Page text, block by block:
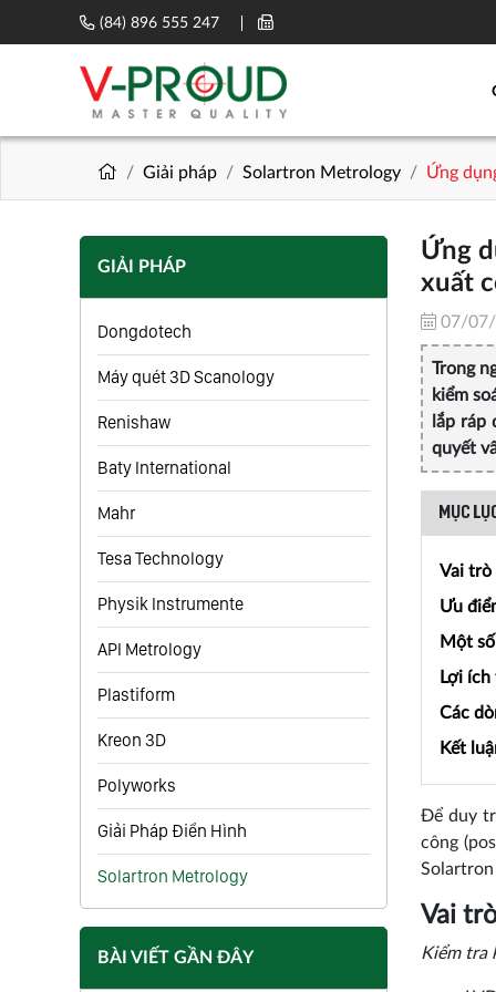
(84) 896 555 247
Giải pháp Solartron Metrology Ứng
GIẢI PHÁP
Dongdotech
Máy quét 3D Scanology
Renishaw
Baty International
Mahr
Tesa Technology
Physik Instrumente
API Metrology
Plastiform
Kreon 3D
Polyworks
Giải Pháp Điển Hình
Solartron Metrology
BÀI VIẾT GẦN ĐÂY
Ứng
xuất
07/
Trong
kiểm
lắp ráp
quyết
MỤC
Vai trò
Ưu
Một
Lợi
Các
Kết
Để duy
công
Vai
Kiểm tra